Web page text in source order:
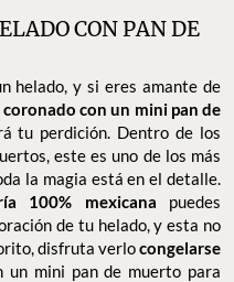
CON PAN DE
helado, y si eres amante de
coronado con un mini pan de
tu perdición. Dentro de los
este es uno de los más
la magia está en el detalle.
100% mexicana puedes
de tu helado, y esta no
disfruta verlocongelarse
un mini pan de muerto para